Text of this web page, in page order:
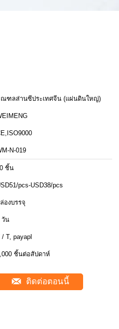
ฑลส่านซีประเทศจีน (แผ่นดินใหญ่)
N-019
ชิ้น
pcs-USD38/pcs
องบรรจุ
วัน
/ T, payapl
ชิ้นต่อสัปดาห์
ติดต่อตอนนี้